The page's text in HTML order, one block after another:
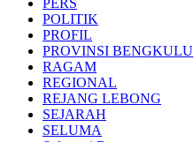
POLITIK
PROFIL
PROVINSI BENGKULU
RAGAM
REGIONAL
REJANG LEBONG
SEJARAH
SELUMA